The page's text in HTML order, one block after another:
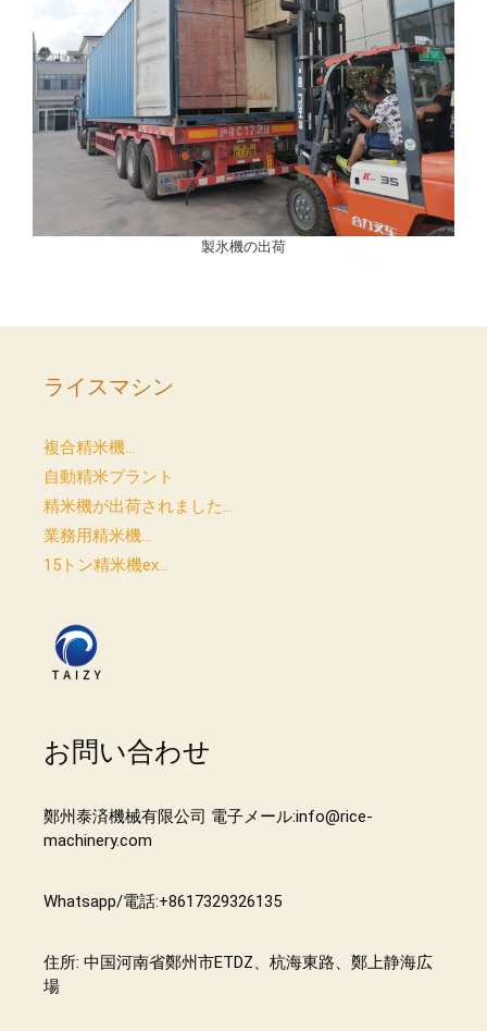
製氷機の出荷
ライスマシン
複合精米機...
自動精米プラント
精米機が出荷されました...
業務用精米機...
15トン精米機ex...
お問い合わせ
鄭州泰済機械有限公司 電子メール:info@rice-
machinery.com
Whatsapp/電話:+8617329326135
住所: 中国河南省鄭州市ETDZ、杭海東路、鄭上静海広
場